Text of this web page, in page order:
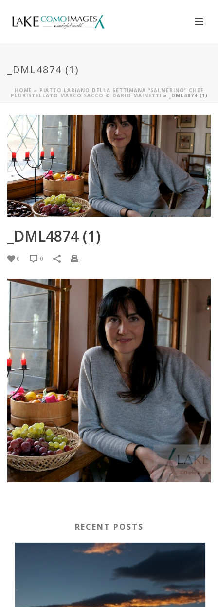
_DML4874 (1)
HOME » PIATTO LARIANO DELLA SETTIMANA “SALMERINO” CHEF
PLURISTELLATO MARCO SACCO © DARIO MAINETTI » _DML4874 (1)
_DML4874 (1)
0 0
RECENT POSTS